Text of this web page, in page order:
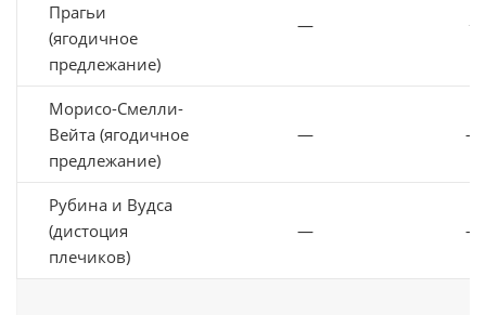
Прагьи
(ягодичное
предлежание)
— +
Морисо-Смелли-
Вейта (ягодичное
предлежание)
— —
Рубина и Вудса
(дистоция
плечиков)
— —